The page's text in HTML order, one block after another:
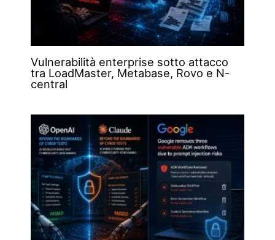
Vulnerabilità enterprise sotto attacco
tra LoadMaster, Metabase, Rovo e N-
central